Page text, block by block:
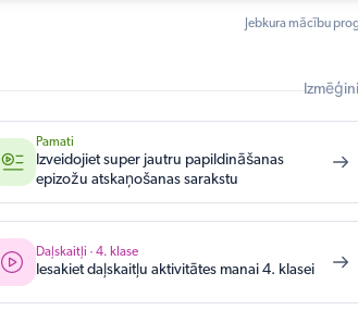
Jebkura mācību
Pamati
Izveidojiet super jautru papildināšanas
epizožu atskaņošanas sarakstu
Daļskaitļi · 4. klase
Iesakiet daļskaitļu aktivitātes manai 4. klasei